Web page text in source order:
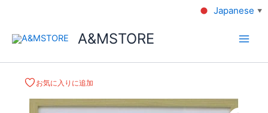
A&MSTORE
お気に入りに追加
Japanese ▼